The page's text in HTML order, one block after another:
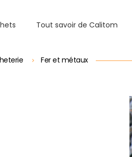
Tout savoir de Calitom
Fer et métaux